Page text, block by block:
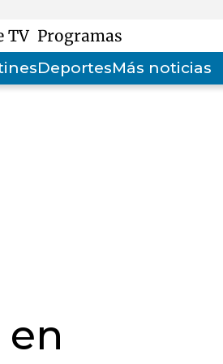
TV Programas
DeportesMás noticias